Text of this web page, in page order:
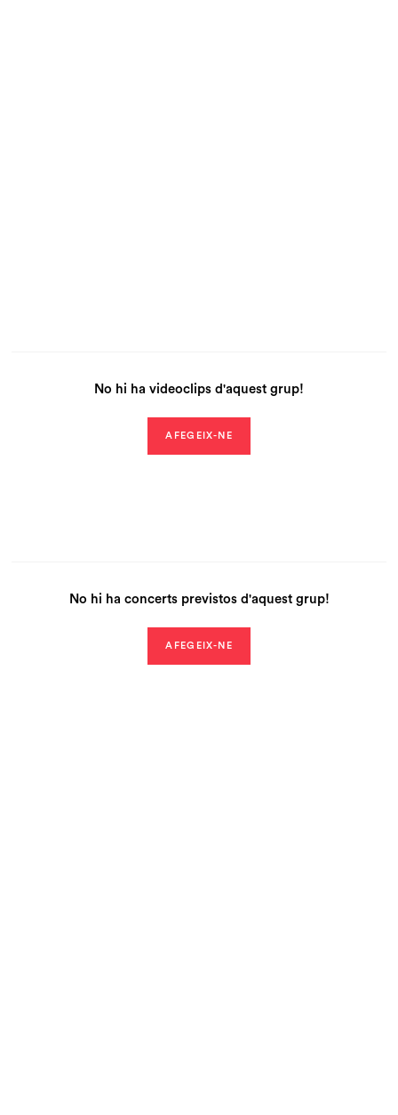
No hi ha videoclips d'aquest grup!
AFEGEIX-NE
No hi ha concerts previstos d'aquest grup!
AFEGEIX-NE